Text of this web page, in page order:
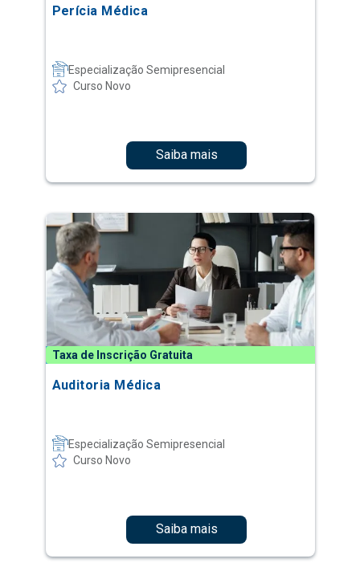
Perícia Médica
Especialização Semipresencial
Curso Novo
Saiba mais
Taxa de Inscrição Gratuita
Auditoria Médica
Especialização Semipresencial
Curso Novo
Saiba mais